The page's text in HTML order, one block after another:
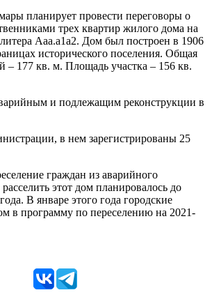
планирует провести переговоры о
трех квартир жилого дома на
Ааа.а1а2. Дом был построен в 1906
исторического поселения. Общая
177 кв. м. Площадь участка – 156 кв.
и подлежащим реконструкции в
в нем зарегистрированы 25
граждан из аварийного
этот дом планировалось до
В январе этого года городские
в программу по переселению на 2021-